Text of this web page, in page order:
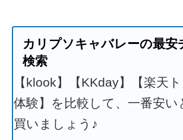
カリプソキャバレーの最安
検索
【klook】【KKday】【楽天
体験】を比較して、一番安い
買いましょう♪